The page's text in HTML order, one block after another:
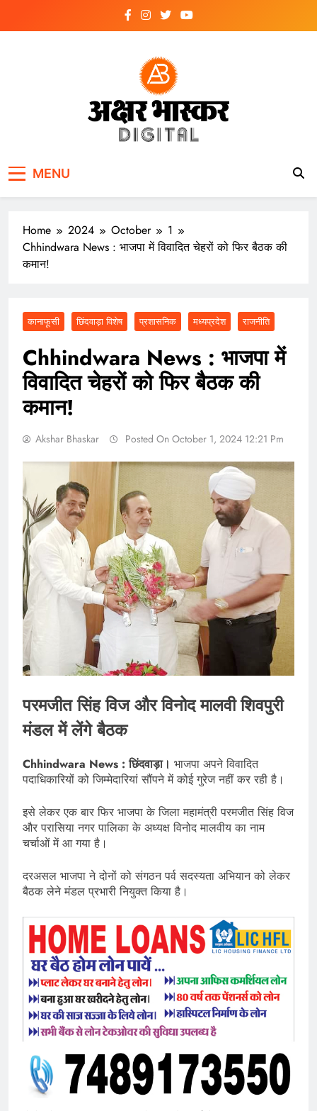
MENU
Home 2024 October
1
Chhindwara News : भाजपा में विवादित चेहरों को फिर बैठक की
कमान!
कानाफूसी छिंदवाड़ा विशेष प्रशासनिक मध्यप्रदेश राजनीति
Chhindwara News : भाजपा में
विवादित चेहरों को फिर बैठक की
कमान!
Akshar Bhaskar Posted On October 1, 2024 12:21 Pm
परमजीत सिंह विज और विनोद मालवी शिवपुरी
मंडल में लेंगे बैठक
Chhindwara News : छिंदवाड़ा। भाजपा अपने विवादित
पदाधिकारियों को जिम्मेदारियां सौंपने में कोई गुरेज नहीं कर रही है।
इसे लेकर एक बार फिर भाजपा के जिला महामंत्री परमजीत सिंह विज
और परासिया नगर पालिका के अध्यक्ष विनोद मालवीय का नाम
चर्चाओं में आ गया है।
दरअसल भाजपा ने दोनों को संगठन पर्व सदस्यता अभियान को लेकर
बैठक लेने मंडल प्रभारी नियुक्त किया है।